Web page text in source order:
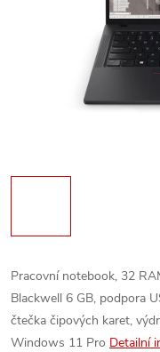
Pracovní notebook, 32
Blackwell 6 GB, podpora
čtečka čipových karet,
Windows 11 Pro Detailní